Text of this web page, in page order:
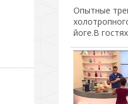
Опытные
йоге.В